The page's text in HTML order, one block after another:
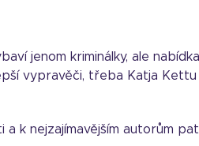
jenom kriminálky, ale
vypravěči, třeba Katja Kettu
k nejzajímavějším autorům